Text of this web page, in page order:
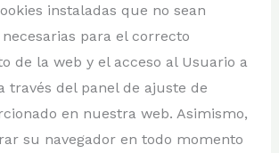
instaladas que no sean
para el correcto
de la web y el acceso al Usuario a
través del panel de ajuste de
en nuestra web. Asimismo,
su navegador en todo momento